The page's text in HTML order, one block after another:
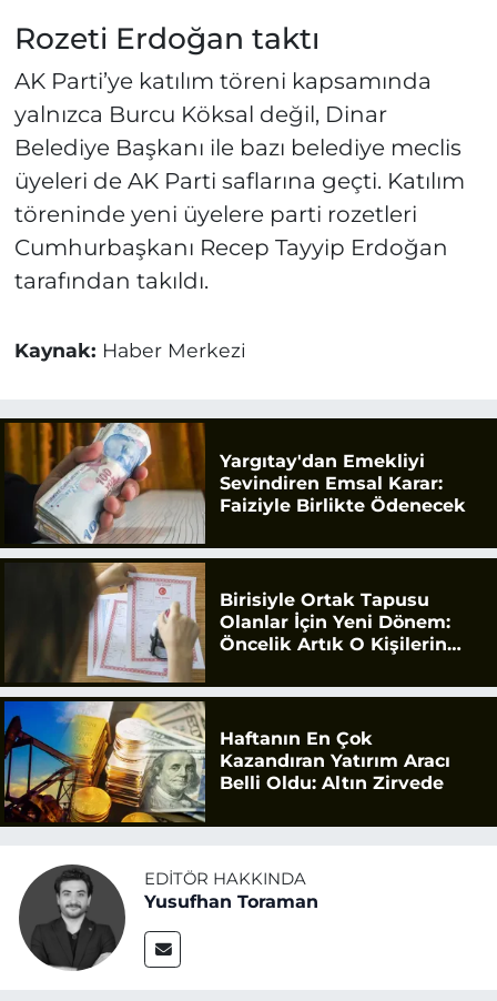
Rozeti Erdoğan taktı
AK Parti’ye katılım töreni kapsamında
yalnızca Burcu Köksal değil, Dinar
Belediye Başkanı ile bazı belediye meclis
üyeleri de AK Parti saflarına geçti. Katılım
töreninde yeni üyelere parti rozetleri
Cumhurbaşkanı Recep Tayyip Erdoğan
tarafından takıldı.
Kaynak: Haber Merkezi
Yargıtay'dan Emekliyi
Sevindiren Emsal Karar:
Faiziyle Birlikte Ödenecek
Birisiyle Ortak Tapusu
Olanlar İçin Yeni Dönem:
Öncelik Artık O Kişilerin
Haftanın En Çok
Kazandıran Yatırım Aracı
Belli Oldu: Altın Zirvede
EDITÖR HAKKINDA
Yusufhan Toraman